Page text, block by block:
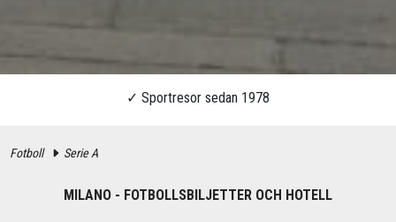
Fotboll Serie A
MILANO - FOTBOLLSBILJETTER OCH HOTELL